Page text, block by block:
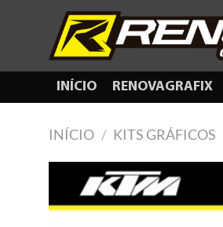
INÍCIO RENOVAGRAFIX
INÍCIO / KITS GRÁFICOS